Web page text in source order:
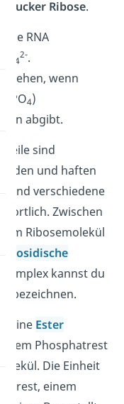
Ribose.
die RNA
4
2-.
wenn
PO4)
abgibt.
sind
und haften
sind verschiedene
Zwischen
Ribosemolekül
kannst du
bezeichnen.
eine Ester
dem Phosphatrest
Die Einheit
einem